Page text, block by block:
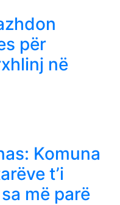
për
në
Komuna
t’i
më parë